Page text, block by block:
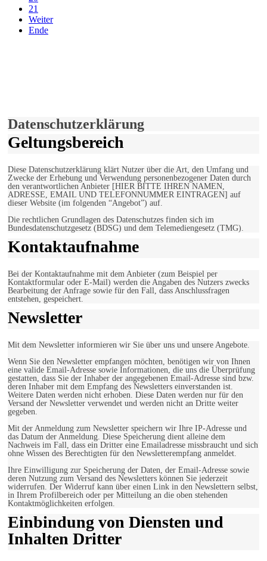
21
Weiter
Ende
Datenschutzerklärung
Geltungsbereich
Diese Datenschutzerklärung klärt Nutzer über die Art, den Umfang und
Zwecke der Erhebung und Verwendung personenbezogener Daten durch
den verantwortlichen Anbieter [HIER BITTE IHREN NAMEN,
ADRESSE, EMAIL UND TELEFONNUMMER EINTRAGEN] auf
dieser Website (im folgenden “Angebot”) auf.
Die rechtlichen Grundlagen des Datenschutzes finden sich im
Bundesdatenschutzgesetz (BDSG) und dem Telemediengesetz (TMG).
Kontaktaufnahme
Bei der Kontaktaufnahme mit dem Anbieter (zum Beispiel per
Kontaktformular oder E-Mail) werden die Angaben des Nutzers zwecks
Bearbeitung der Anfrage sowie für den Fall, dass Anschlussfragen
entstehen, gespeichert.
Newsletter
Mit dem Newsletter informieren wir Sie über uns und unsere Angebote.
Wenn Sie den Newsletter empfangen möchten, benötigen wir von Ihnen
eine valide Email-Adresse sowie Informationen, die uns die Überprüfung
gestatten, dass Sie der Inhaber der angegebenen Email-Adresse sind bzw.
deren Inhaber mit dem Empfang des Newsletters einverstanden ist.
Weitere Daten werden nicht erhoben. Diese Daten werden nur für den
Versand der Newsletter verwendet und werden nicht an Dritte weiter
gegeben.
Mit der Anmeldung zum Newsletter speichern wir Ihre IP-Adresse und
das Datum der Anmeldung. Diese Speicherung dient alleine dem
Nachweis im Fall, dass ein Dritter eine Emailadresse missbraucht und sich
ohne Wissen des Berechtigten für den Newsletterempfang anmeldet.
Ihre Einwilligung zur Speicherung der Daten, der Email-Adresse sowie
deren Nutzung zum Versand des Newsletters können Sie jederzeit
widerrufen. Der Widerruf kann über einen Link in den Newslettern selbst,
in Ihrem Profilbereich oder per Mitteilung an die oben stehenden
Kontaktmöglichkeiten erfolgen.
Einbindung von Diensten und
Inhalten Dritter